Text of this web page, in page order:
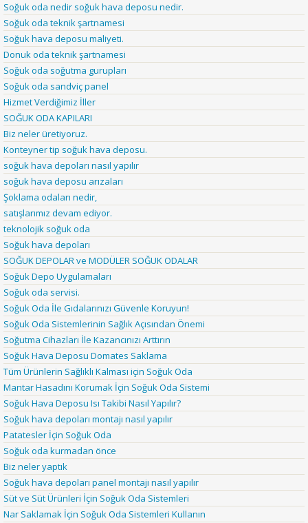
Soğuk oda nedir soğuk hava deposu nedir.
Soğuk oda teknik şartnamesi
Soğuk hava deposu maliyeti.
Donuk oda teknik şartnamesi
Soğuk oda soğutma gurupları
Soğuk oda sandviç panel
Hizmet Verdiğimiz İller
SOĞUK ODA KAPILARI
Biz neler üretiyoruz.
Konteyner tip soğuk hava deposu.
soğuk hava depoları nasıl yapılır
soğuk hava deposu arızaları
Şoklama odaları nedir,
satışlarımız devam ediyor.
teknolojik soğuk oda
Soğuk hava depoları
SOĞUK DEPOLAR ve MODÜLER SOĞUK ODALAR
Soğuk Depo Uygulamaları
Soğuk oda servisi.
Soğuk Oda İle Gıdalarınızı Güvenle Koruyun!
Soğuk Oda Sistemlerinin Sağlık Açısından Önemi
Soğutma Cihazları İle Kazancınızı Arttırın
Soğuk Hava Deposu Domates Saklama
Tüm Ürünlerin Sağlıklı Kalması için Soğuk Oda
Mantar Hasadını Korumak İçin Soğuk Oda Sistemi
Soğuk Hava Deposu Isı Takibi Nasıl Yapılır?
Soğuk hava depoları montajı nasıl yapılır
Patatesler İçin Soğuk Oda
Soğuk oda kurmadan önce
Biz neler yaptık
Soğuk hava depoları panel montajı nasıl yapılır
Süt ve Süt Ürünleri İçin Soğuk Oda Sistemleri
Nar Saklamak İçin Soğuk Oda Sistemleri Kullanın